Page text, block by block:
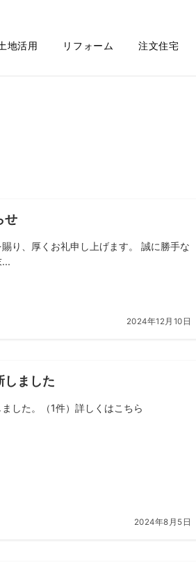
地活用 リフォーム 注文住宅
せ
り、厚くお礼申し上げます。 誠に勝手な
2024年12月10日
しました
した。（1件）詳しくはこちら
2024年8月5日